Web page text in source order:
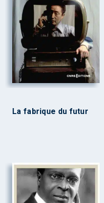
La fabrique du futur